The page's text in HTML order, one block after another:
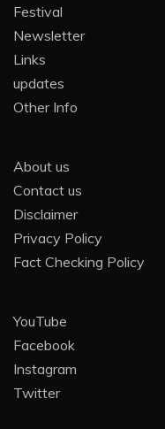
Festival
Newsletter
Links
updates
Other Info
About us
Contact us
Disclaimer
Privacy Policy
Fact Checking Policy
YouTube
Facebook
Instagram
Twitter